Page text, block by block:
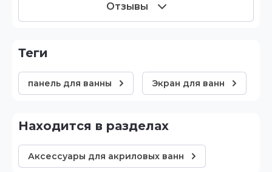
Отзывы
теги
панель для ванны Экран для ванн
Находится в разделах
Аксессуары для акриловых ванн